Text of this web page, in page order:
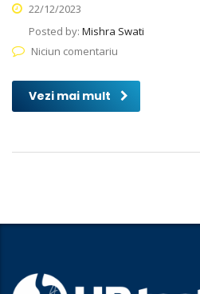
22/12/2023
Posted by: Mishra Swati
Niciun comentariu
Vezi mai mult